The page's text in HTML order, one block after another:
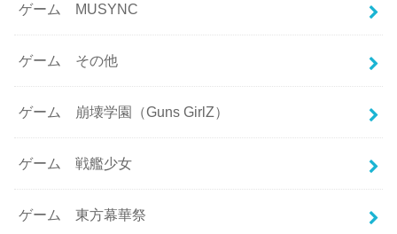
ゲーム MUSYNC
ゲーム その他
ゲーム 崩壊学園（Guns GirlZ）
ゲーム 戦艦少女
ゲーム 東方幕華祭